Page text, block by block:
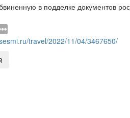
в подделке документов
travel/2022/11/04/3467650/